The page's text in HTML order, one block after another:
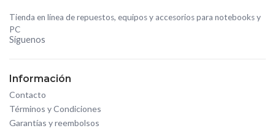
Tienda en línea de repuestos, equipos y accesorios para notebooks y
PC
Síguenos
Información
Contacto
Términos y Condiciones
Garantías y reembolsos